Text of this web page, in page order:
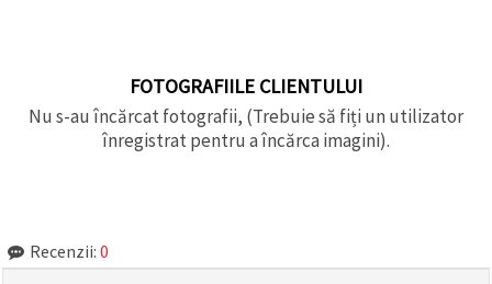
FOTOGRAFIILE CLIENTULUI
Nu s-au încărcat fotografii, (Trebuie să fiți un utilizator
înregistrat pentru a încărca imagini).
Recenzii: 0